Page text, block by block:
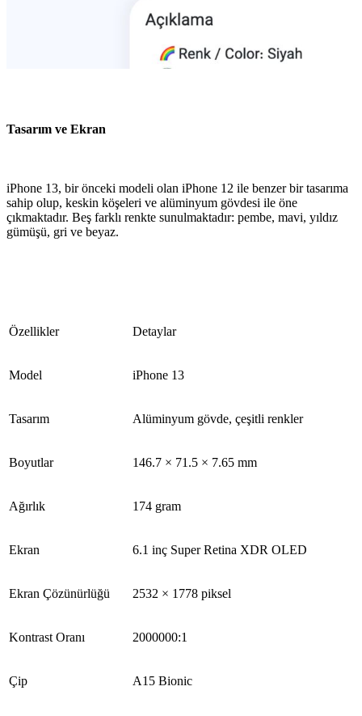
Tasarım ve Ekran
iPhone 13, bir önceki modeli olan iPhone 12 ile benzer bir tasarıma
sahip olup, keskin köşeleri ve alüminyum gövdesi ile öne
çıkmaktadır. Beş farklı renkte sunulmaktadır: pembe, mavi, yıldız
gümüşü, gri ve beyaz.
Özellikler Detaylar
Model iPhone 13
Tasarım Alüminyum gövde, çeşitli renkler
Boyutlar 146.7 × 71.5 × 7.65 mm
Ağırlık 174 gram
Ekran 6.1 inç Super Retina XDR OLED
Ekran Çözünürlüğü 2532 × 1778 piksel
Kontrast Oranı 2000000:1
Çip A15 Bionic